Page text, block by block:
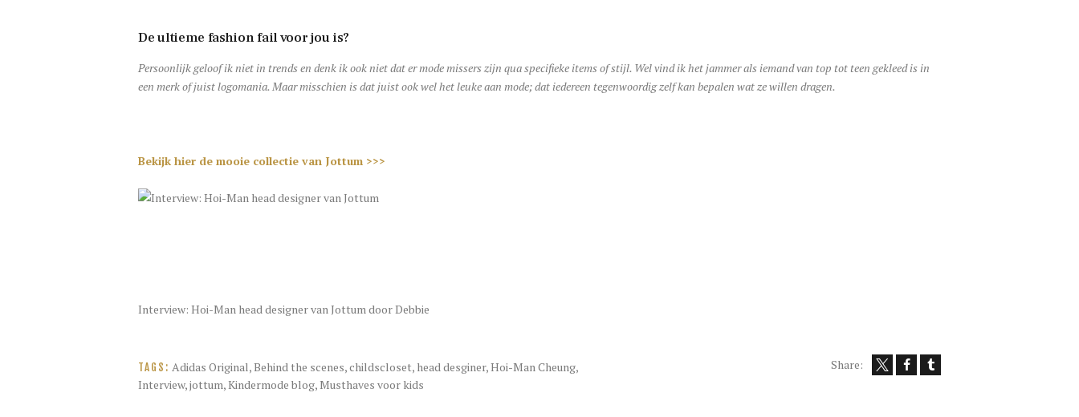
De ultieme fashion fail voor jou is?
Persoonlijk geloof ik niet in trends en denk ik ook niet dat er mode missers zijn qua specifieke items of stijl. Wel vind ik het jammer als iemand van top tot teen gekleed is in
een merk of juist logomania. Maar misschien is dat juist ook wel het leuke aan mode; dat iedereen tegenwoordig zelf kan bepalen wat ze willen dragen.
Bekijk hier de mooie collectie van Jottum >>>
Interview: Hoi-Man head designer van Jottum door Debbie
TAGS: Adidas Original,Behind the scenes,childscloset, head desginer,Hoi-Man Cheung,
Interview,jottum,Kindermode blog,Musthaves voor kids
Share: